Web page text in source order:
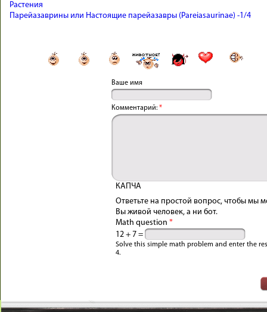
Растения
Парейазаврины или Настоящие парейазавры (Pareiasaurinae) -1/4
Ваше имя
Комментарий: *
КАПЧА
Ответьте на простой вопрос, чтобы мы
Вы живой человек, а ни бот.
Math question *
12 + 7 =
Solve this simple math problem and enter the
4.